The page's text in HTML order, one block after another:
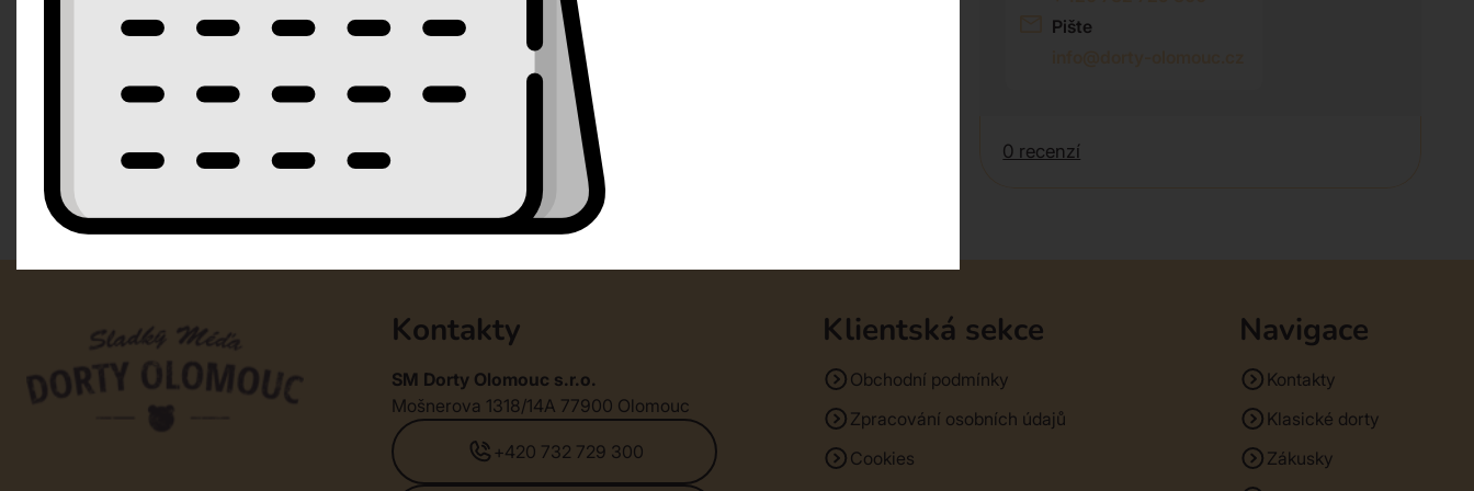
Pište
0 recenzí
Kontakty
SM Dorty Olomouc s.r.o.
Mošnerova 1318/14A 77900 Olomouc
+420 732 729 300
Klientská sekce
Obchodní podmínky
Zpracování osobních údajů
Cookies
Navigace
Kontakty
Klasické dorty
Zákusky